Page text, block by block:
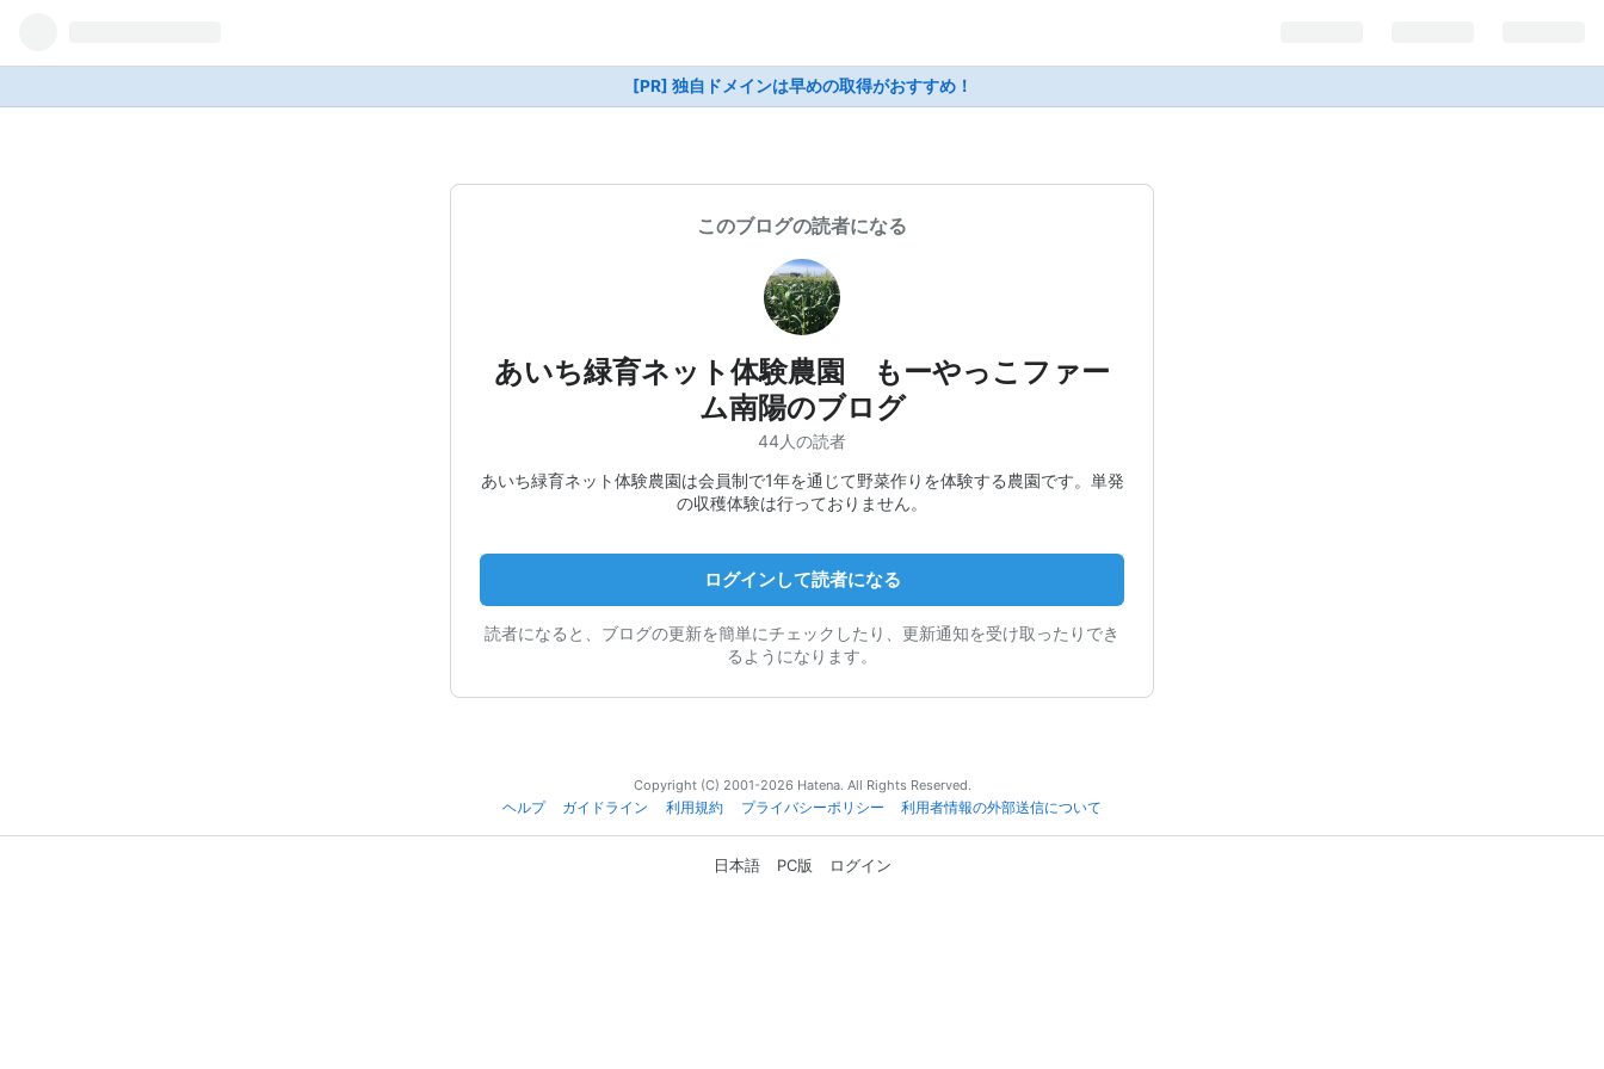
[PR] 独自ドメインは早めの取得がおすすめ！
このブログの読者になる
あいち緑育ネット体験農園 もーやっこファー
ム南陽のブログ
44人の読者
あいち緑育ネット体験農園は会員制で1年を通じて野菜作りを体験する農園です。単発
の収穫体験は行っておりません。
ログインして読者になる
読者になると、ブログの更新を簡単にチェックしたり、更新通知を受け取ったりでき
るようになります。
Copyright (C) 2001-2026 Hatena. All Rights Reserved.
ヘルプ
ガイドライン 利用規約 プライバシーポリシー 利用者情報の外部送信について
日本語 PC版 ログイン